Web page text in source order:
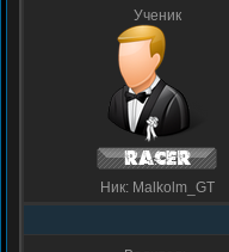
Ученик
Ник: Malkolm_GT